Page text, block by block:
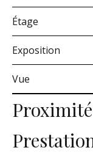
Étage
Exposition
Vue